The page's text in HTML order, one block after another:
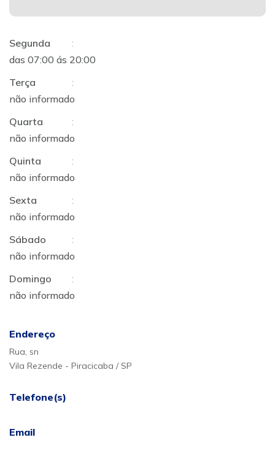
Segunda
:
das 07:00 ás 20:00
Terça
:
não informado
Quarta
:
não informado
Quinta
:
não informado
Sexta
:
não informado
Sábado
:
não informado
Domingo
:
não informado
Endereço
Rua, sn
Vila Rezende - Piracicaba / SP
Telefone(s)
Email